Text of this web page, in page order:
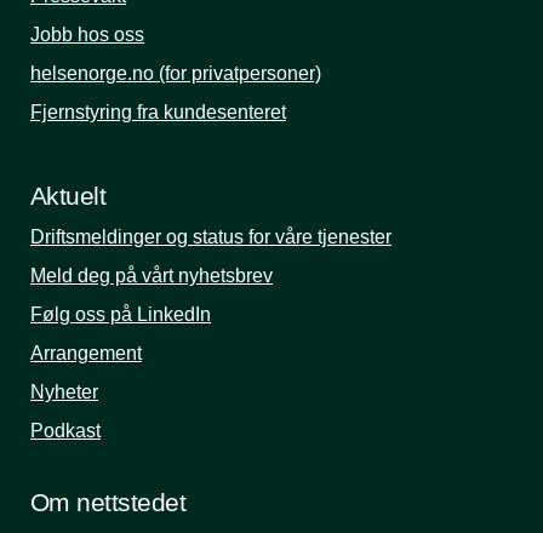
Jobb hos oss
helsenorge.no (for privatpersoner)
Fjernstyring fra kundesenteret
Aktuelt
Driftsmeldinger og status for våre tjenester
Meld deg på vårt nyhetsbrev
Følg oss på LinkedIn
Arrangement
Nyheter
Podkast
Om nettstedet